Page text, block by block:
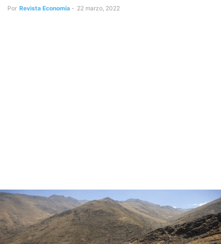
Por Revista Economía - 22 marzo, 2022